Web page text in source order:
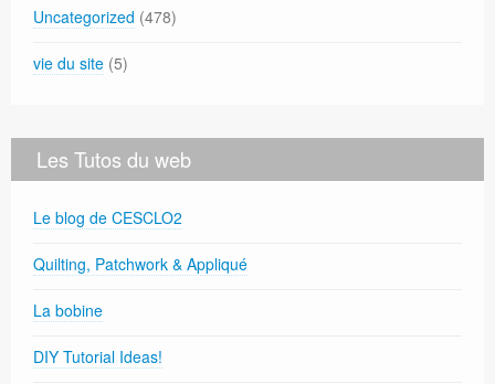
Uncategorized (478)
vie du site (5)
Les Tutos du web
Le blog de CESCLO2
Quilting, Patchwork & Appliqué
La bobine
DIY Tutorial Ideas!